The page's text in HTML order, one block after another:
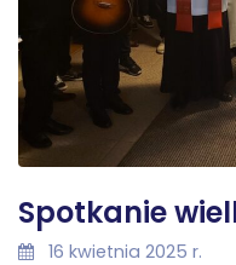
Spotkanie
16 kwietnia 2025 r.